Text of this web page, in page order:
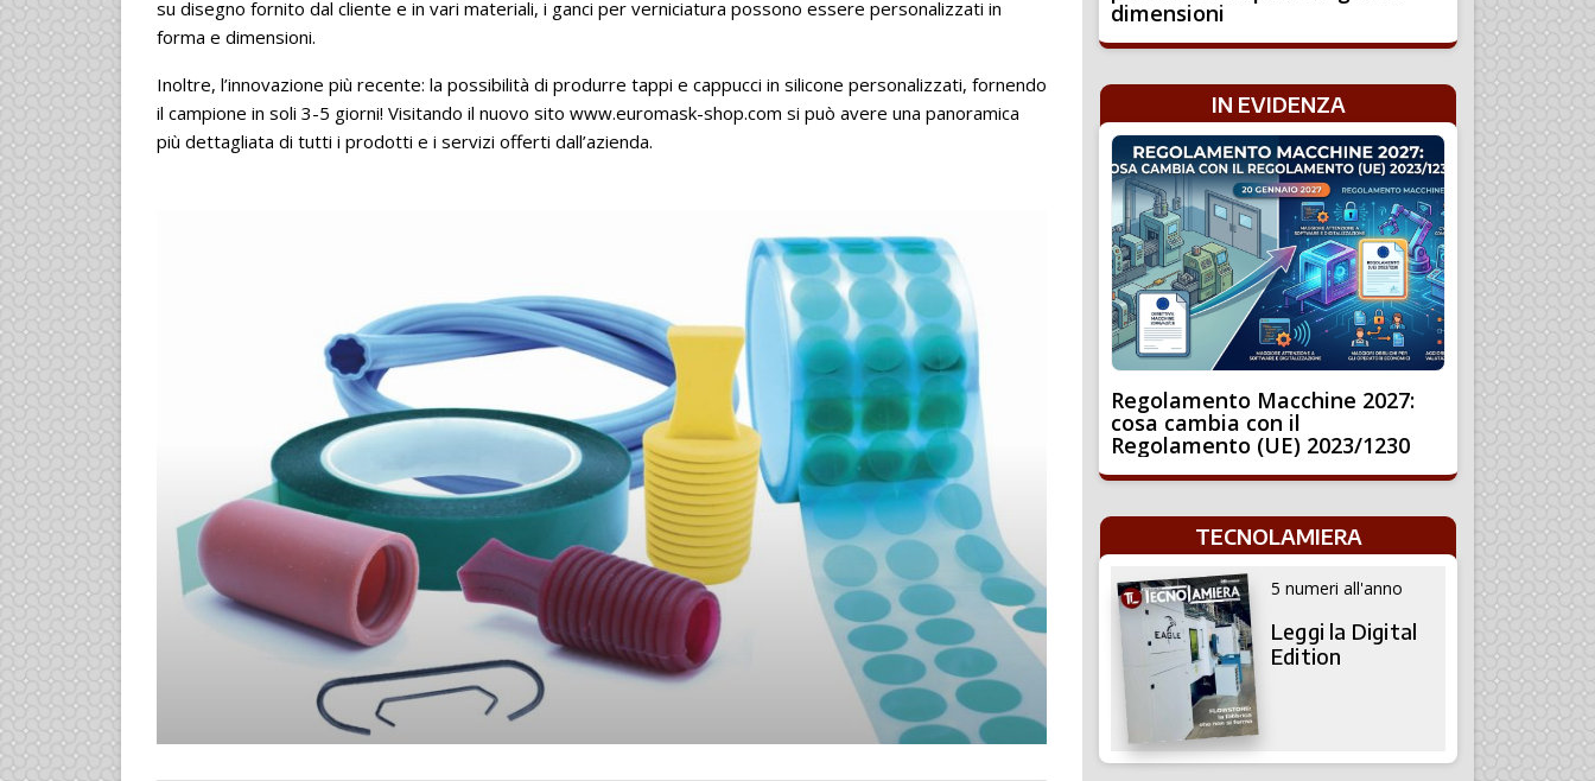
su disegno fornito dal cliente e in vari materiali, i ganci per verniciatura possono essere personalizzati in
forma e dimensioni.
Inoltre, l’innovazione più recente: la possibilità di produrre tappi e cappucci in silicone personalizzati, fornendo
il campione in soli 3-5 giorni! Visitando il nuovo sito www.euromask-shop.com si può avere una panoramica
più dettagliata di tutti i prodotti e i servizi offerti dall’azienda.
dimensioni
IN EVIDENZA
Regolamento Macchine 2027:
cosa cambia con il
Regolamento (UE) 2023/1230
TECNOLAMIERA
5 numeri all'anno
Leggi la Digital
Edition